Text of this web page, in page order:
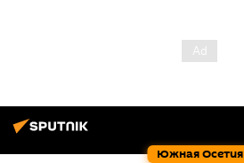
Южная Осетия